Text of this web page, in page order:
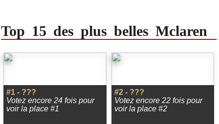
Top 15 des plus belles Mclaren
#1 - ???
Votez encore 24 fois pour
voir la place #1
#2 - ???
Votez encore 22 fois pour
voir la place #2